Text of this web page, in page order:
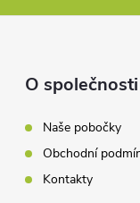
O společnosti
Naše pobočky
Obchodní
Kontakty